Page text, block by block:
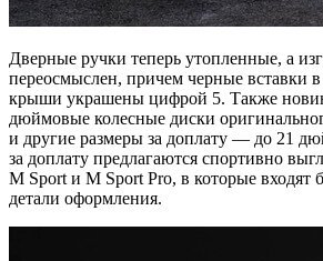
Дверные ручки теперь утопленные, а
переосмыслен, причем черные вставки в
крыши украшены цифрой 5. Также
дюймовые колесные диски
и другие размеры за доплату — до 21
за доплату предлагаются спортивно
M Sport и M Sport Pro, в которые входят
детали оформления.